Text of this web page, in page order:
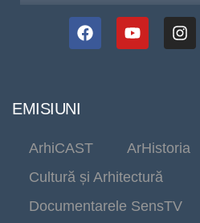
EMISIUNI
ArhiCAST
ArHistoria
Cultură și Arhitectură
Documentarele SensTV